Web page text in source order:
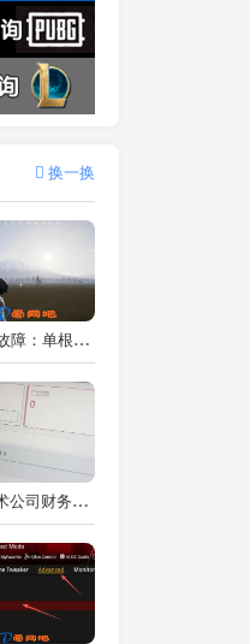
换一换
**奇葩故障：单根32GB内存导致《绝地求生》随机卡顿**
网吧技术公司财务系统功能更新：到期提醒、安全限制、日志记录一次升级